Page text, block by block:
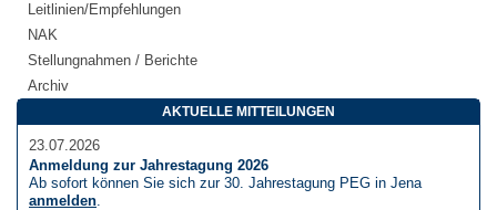
Leitlinien/Empfehlungen
NAK
Stellungnahmen / Berichte
Archiv
AKTUELLE MITTEILUNGEN
23.07.2026
Anmeldung zur Jahrestagung 2026
Ab sofort können Sie sich zur 30. Jahrestagung PEG in Jena
anmelden.